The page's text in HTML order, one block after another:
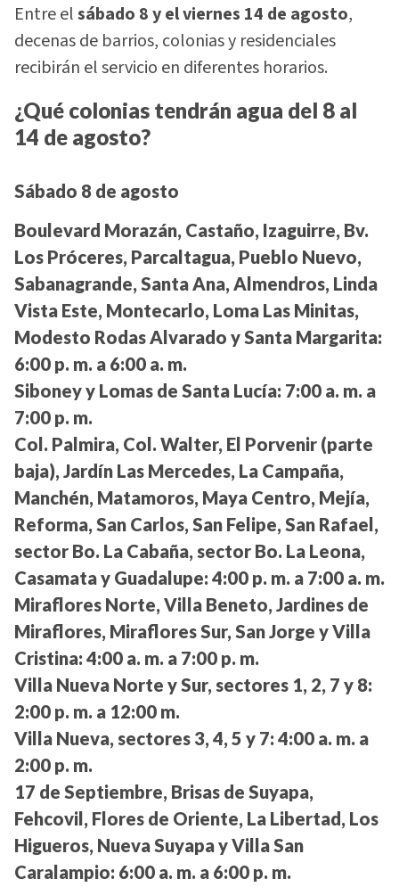
Entre elsábado 8 y el viernes 14 de agosto,
decenas de barrios, colonias y residenciales
recibirán el servicio en diferentes horarios.
¿Qué colonias tendrán agua del 8 al
14 de agosto?
Sábado 8 de agosto
Boulevard Morazán, Castaño, Izaguirre, Bv.
Los Próceres, Parcaltagua, Pueblo Nuevo,
Sabanagrande, Santa Ana, Almendros, Linda
Vista Este, Montecarlo, Loma Las Minitas,
Modesto Rodas Alvarado y Santa Margarita:
6:00 p. m. a 6:00 a. m.
Siboney y Lomas de Santa Lucía: 7:00 a. m. a
7:00 p. m.
Col. Palmira, Col. Walter, El Porvenir (parte
baja), Jardín Las Mercedes, La Campaña,
Manchén, Matamoros, Maya Centro, Mejía,
Reforma, San Carlos, San Felipe, San Rafael,
sector Bo. La Cabaña, sector Bo. La Leona,
Casamata y Guadalupe: 4:00 p. m. a 7:00 a. m.
Miraflores Norte, Villa Beneto, Jardines de
Miraflores, Miraflores Sur, San Jorge y Villa
Cristina: 4:00 a. m. a 7:00 p. m.
Villa Nueva Norte y Sur, sectores 1, 2, 7 y 8:
2:00 p. m. a 12:00 m.
Villa Nueva, sectores 3, 4, 5 y 7: 4:00 a. m. a
2:00 p. m.
17 de Septiembre, Brisas de Suyapa,
Fehcovil, Flores de Oriente, La Libertad, Los
Higueros, Nueva Suyapa y Villa San
Caralampio: 6:00 a. m. a 6:00 p. m.